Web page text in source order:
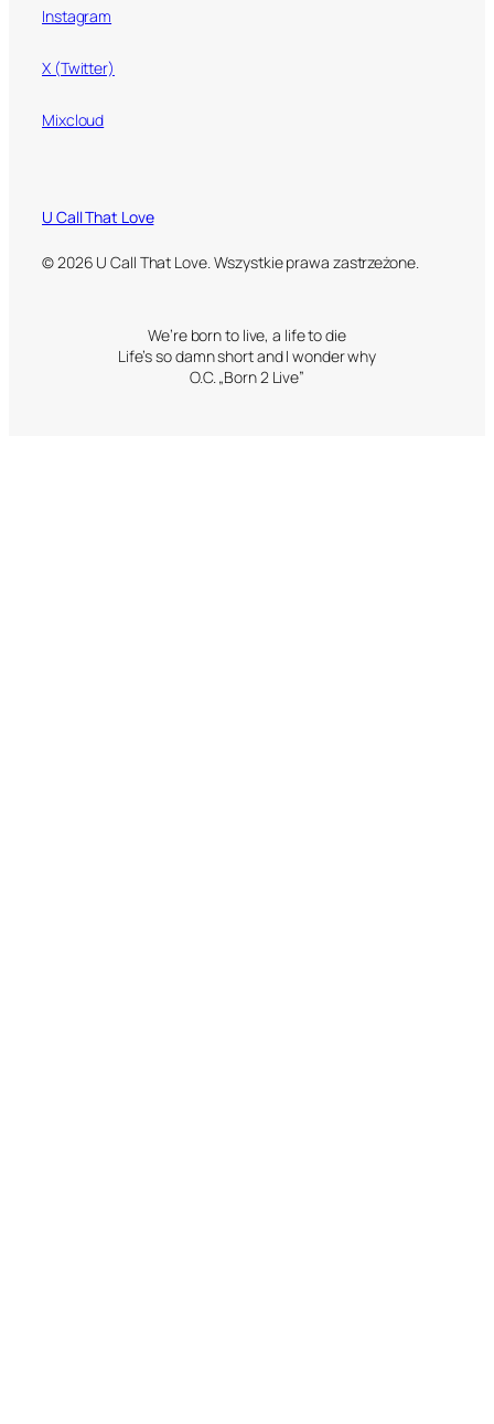
Instagram
X (Twitter)
Mixcloud
U Call That Love
© 2026 U Call That Love. Wszystkie prawa zastrzeżone.
We’re born to live, a life to die
Life’s so damn short and I wonder why
O.C. „Born 2 Live”